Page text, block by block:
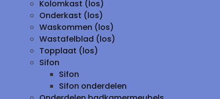
Kolomkast (los)
Onderkast (los)
Waskommen (los)
Wastafelblad (los)
Topplaat (los)
Sifon
Sifon
Sifon onderdelen